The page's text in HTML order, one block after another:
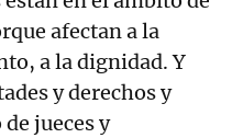
afectan a la
a la dignidad. Y
y derechos y
jueces y